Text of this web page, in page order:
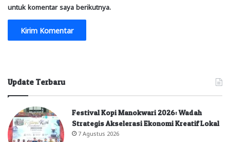
untuk komentar saya berikutnya.
Update Terbaru
Festival Kopi Manokwari 2026: Wadah
Strategis Akselerasi Ekonomi Kreatif Lokal
7 Agustus 2026